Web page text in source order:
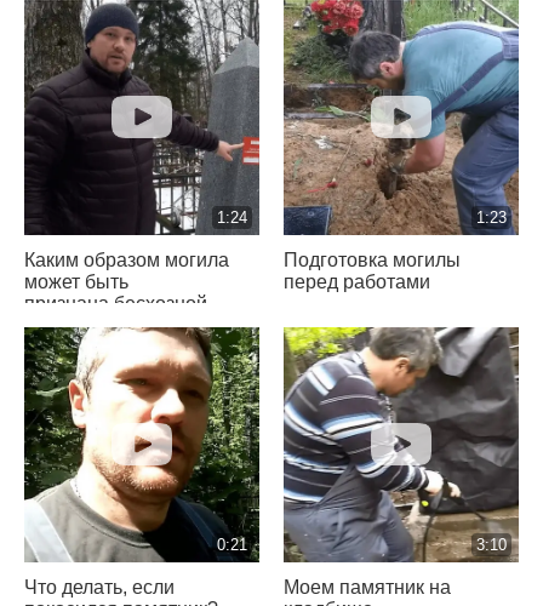
1:24
Каким образом могила
может быть
признана бесхозной
1:23
Подготовка могилы
перед работами
0:21
Что делать, если
3:10
Моем памятник на